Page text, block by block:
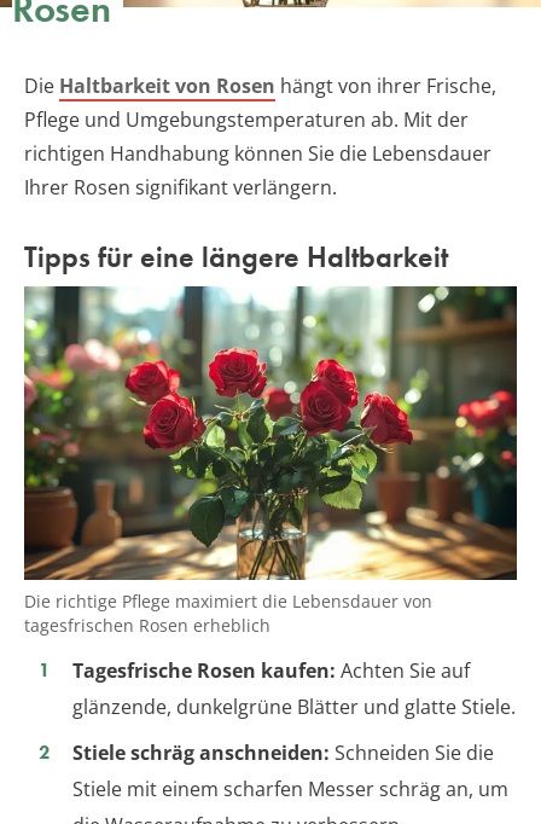
Die Haltbarkeit von Rosen hängt von ihrer Frische,
Pflege und Umgebungstemperaturen ab. Mit der
richtigen Handhabung können Sie die Lebensdauer
Ihrer Rosen signifikant verlängern.
Tipps für eine längere Haltbarkeit
Die richtige Pflege maximiert die Lebensdauer von
tagesfrischen Rosen erheblich
Tagesfrische Rosen kaufen: Achten Sie auf
glänzende, dunkelgrüne Blätter und glatte Stiele.
Stiele schräg anschneiden: Schneiden Sie die
Stiele mit einem scharfen Messer schräg an, um